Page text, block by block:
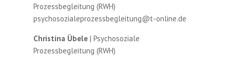
Prozessbegleitung (RWH)
psychosozialeprozessbegleitung@t-online.de
Christina Übele | Psychosoziale
Prozessbegleitung (RWH)